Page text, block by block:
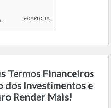
Termos Financeiros
dos Investimentos e
Render Mais!